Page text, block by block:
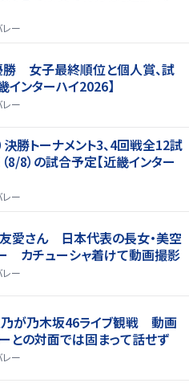
レー
女子最終順位と個人賞、試
インターハイ2026】
レー
決勝トーナメント3、4回戦全12試
8/8）の試合予定【近畿インター
レー
愛さん 日本代表の長女・美空
カチューシャ着けて動画撮影
レー
乃が乃木坂46ライブ観戦 動画
との対面では固まって話せず
レー